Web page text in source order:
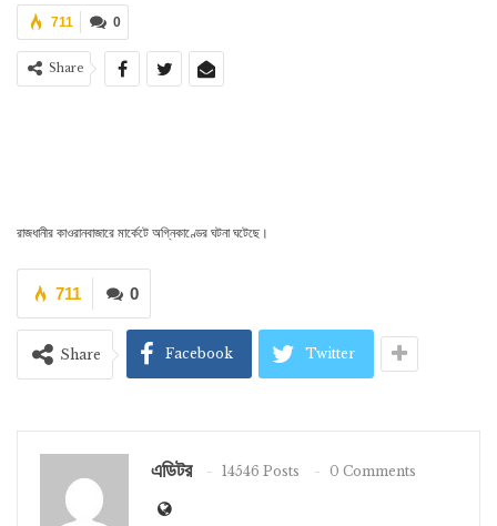
0
711
Share
রাজধানীর কাওরানবাজারে মার্কেটে অগ্নিকাণ্ডের ঘটনা ঘটেছে।
0
711
Share Facebook Twitter
এডিটর 14546 Posts 0 Comments